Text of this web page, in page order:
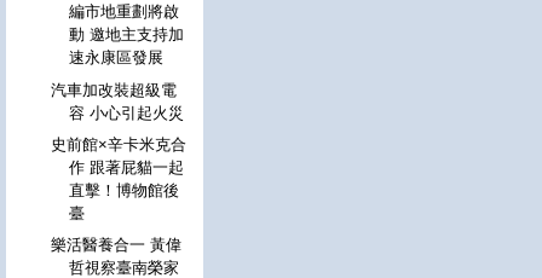
編市地重劃將啟
動 邀地主支持加
速永康區發展
汽車加改裝超級電
容 小心引起火災
史前館×辛卡米克合
作 跟著屁貓一起
直擊！博物館後
臺
樂活醫養合一 黃偉
哲視察臺南榮家